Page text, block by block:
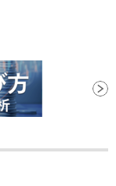
反落